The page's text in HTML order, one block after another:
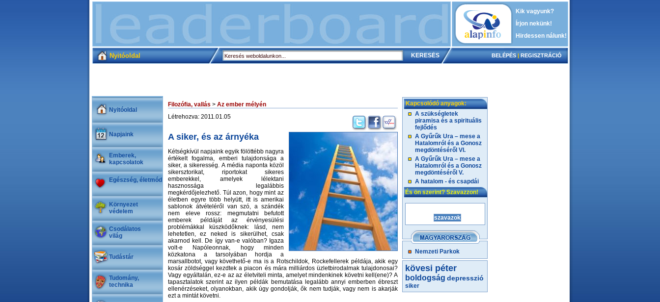
Kik vagyunk?
Írjon nekünk!
Hirdessen nálunk!
Nyitóoldal BELÉPÉS | REGISZTRÁCIÓ
Nyitóoldal
Napjaink
Emberek,
kapcsolatok
Egészség, életmód
Környezet
védelem
Csodálatos
világ
Tudástár
Tudomány,
technika
Filozófia, vallás > Az ember mélyén
Létrehozva: 2011.01.05
A siker, és az árnyéka
Kétségkívül napjaink egyik fölöttébb nagyra
értékelt fogalma, emberi tulajdonsága a
siker, a sikeresség. A média naponta közöl
sikersztorikat, riportokat sikeres
emberekkel, amelyek lélektani
hasznossága legalábbis
megkérdőjelezhető. Túl azon, hogy mint az
életben egyre több helyütt, itt is amerikai
sablonok átvételéről van szó, a szándék
nem eleve rossz: megmutatni befutott
emberek példáját az érvényesülési
problémákkal küszködőknek: lásd, nem
lehetetlen, ez neked is sikerülhet, csak
akarnod kell. De így van-e valóban? Igaza
volt-e Napóleonnak, hogy minden
közkatona a tarsolyában hordja a
marsallbotot, vagy követhető-e ma is a Rotschildok, Rockefellerek példája, akik egy
kosár zöldséggel kezdtek a piacon és mára milliárdos üzletbirodalmak tulajdonosai?
Vagy egyáltalán, ez-e az az életviteli minta, amelyet mindenkinek követni kell(ene)? A
tapasztalatok szerint az ilyen példák bemutatása legalább annyi emberben ébreszt
ellenérzéseket, olyanokban, akik úgy gondolják, ők nem tudják, vagy nem is akarják
ezt a mintát követni.
Kapcsolódó anyagok:
A szükségletek
piramisa és a spirituális
fejlődés
A Gyűrűk Ura – mese a
Hatalomról és a Gonosz
megdöntéséről VI.
A Gyűrűk Ura – mese a
Hatalomról és a Gonosz
megdöntéséről V.
A hatalom - és csapdái
És ön szerint? Szavazzon!
Nemzeti Parkok
kövesi péter
boldogság depresszió
siker